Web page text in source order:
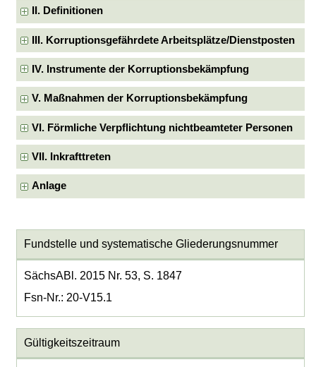
II. Definitionen
III. Korruptionsgefährdete Arbeitsplätze/Dienstposten
IV. Instrumente der Korruptionsbekämpfung
V. Maßnahmen der Korruptionsbekämpfung
VI. Förmliche Verpflichtung nichtbeamteter Personen
VII. Inkrafttreten
Anlage
Fundstelle und systematische Gliederungsnummer
SächsABl. 2015 Nr. 53, S. 1847
Fsn-Nr.: 20-V15.1
Gültigkeitszeitraum